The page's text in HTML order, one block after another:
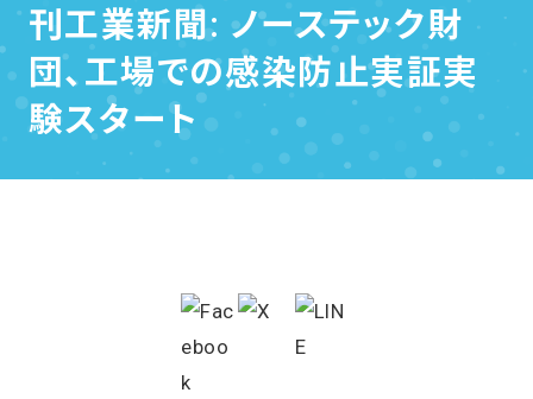
刊工業新聞: ノーステック財
団、工場での感染防止実証実
験スタート